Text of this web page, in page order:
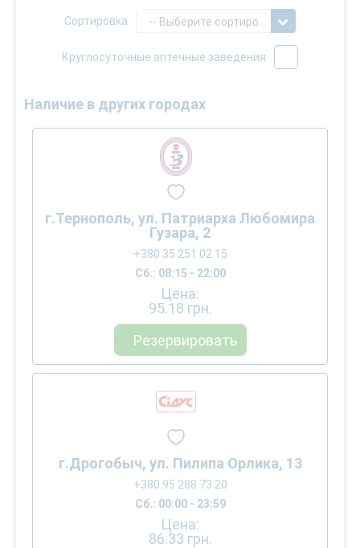
Сортировка
Круглосуточные аптечные заведения
Наличие в других городах
г.Тернополь, ул. Патриарха Любомира
Гузара, 2
+380 35 251 02 15
Сб.: 08:15 - 22:00
Цена:
95.18 грн.
Резервировать
г.Дрогобыч, ул. Пилипа Орлика, 13
+380 95 288 73 20
Сб.: 00:00 - 23:59
Цена:
86.33 грн.